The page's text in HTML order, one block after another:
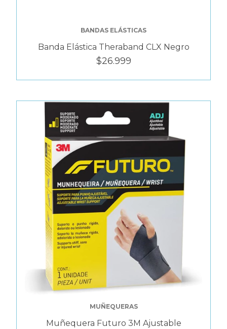
BANDAS ELÁSTICAS
Banda Elástica Theraband CLX Negro
$26.999
MUÑEQUERAS
Muñequera Futuro 3M Ajustable